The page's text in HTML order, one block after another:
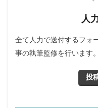
人
全て人力で送付するフォ
事の執筆監修を行います。
投